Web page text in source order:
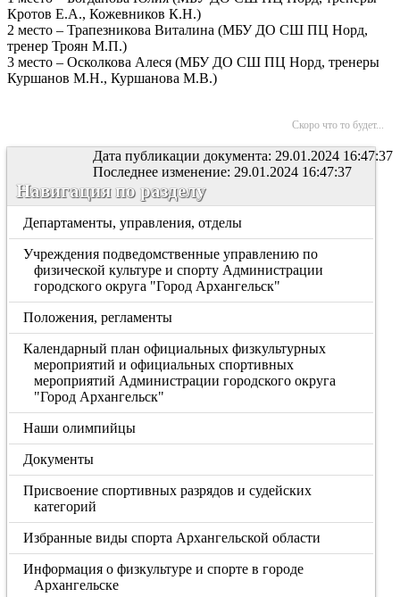
Кротов Е.А., Кожевников К.Н.)
2 место – Трапезникова Виталина (МБУ ДО СШ ПЦ Норд,
тренер Троян М.П.)
3 место – Осколкова Алеся (МБУ ДО СШ ПЦ Норд, тренеры
Куршанов М.Н., Куршанова М.В.)
Скоро что то будет...
Дата публикации документа: 29.01.2024 16:47:37
Последнее изменение: 29.01.2024 16:47:37
Навигация по разделу
Департаменты, управления, отделы
Учреждения подведомственные управлению по
физической культуре и спорту Администрации
городского округа "Город Архангельск"
Положения, регламенты
Календарный план официальных физкультурных
мероприятий и официальных спортивных
мероприятий Администрации городского округа
"Город Архангельск"
Наши олимпийцы
Документы
Присвоение спортивных разрядов и судейских
категорий
Избранные виды спорта Архангельской области
Информация о физкультуре и спорте в городе
Архангельске